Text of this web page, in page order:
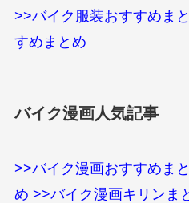
>>バイク服装おすすめま
すめまとめ
バイク漫画人気記事
>>バイク漫画おすすめま
め >>バイク漫画キリンま